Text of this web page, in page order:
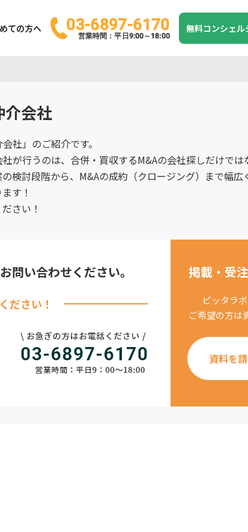
ての方へ 03-6897-6170
営業時間：平日9:00～18:00
無料コンシェル
介会社
会社」のご紹介です。
が行うのは、合併・買収するM&Aの会社探しだけでは
検討段階から、M&Aの成約（クロージング）まで幅広
す！
さい！
問い合わせください。
ださい！
掲載・受
ピッタラ
ご希望の方は
資料を